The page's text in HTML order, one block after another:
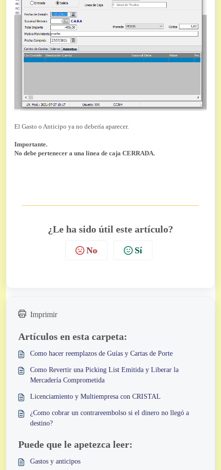
El Gasto o Anticipo ya no debería aparecer.
Importante.
No debe pertenecer a una linea de caja CERRADA.
¿Le ha sido útil este artículo?
No Sí
Imprimir
Artículos en esta carpeta:
Como hacer reemplazos de Guías y Cartas de Porte
Como Revertir una Picking List Emitida y Liberar la
Mercadería Comprometida
Licenciamiento y Multiempresa con CRISTAL
¿Como cobrar un contrareembolso si el dinero no llegó a
destino?
Puede que le apetezca leer:
Gastos y anticipos